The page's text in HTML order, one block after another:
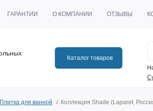
ГАРАНТИИ О КОМПАНИИ ОТЗЫВЫ
Каталог товаров
Плитка для ванной Коллекция Shade (Laparet,